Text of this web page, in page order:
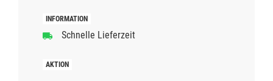
Schnelle Lieferzeit